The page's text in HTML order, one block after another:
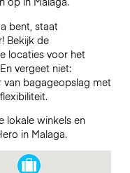
bent, staat
Bekijk de
locaties voor het
vergeet niet:
van bagageopslag met
lokale winkels en
in Malaga.